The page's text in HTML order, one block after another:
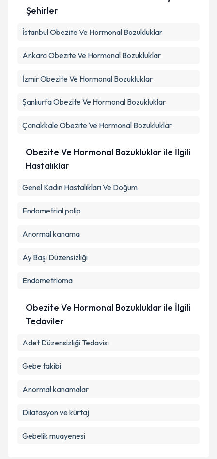
Takvim Talebini Gönder
Şehirler
İstanbulObezite Ve Hormonal Bozukluklar
AnkaraObezite Ve Hormonal Bozukluklar
İzmirObezite Ve Hormonal Bozukluklar
ŞanlıurfaObezite Ve Hormonal Bozukluklar
Çanakkale Obezite Ve Hormonal Bozukluklar
Obezite Ve Hormonal Bozukluklar ile İlgili
Hastalıklar
Genel Kadın Hastalıkları Ve Doğum
Endometrial polip
Anormal kanama
Ay Başı Düzensizliği
Endometrioma
Obezite Ve Hormonal Bozukluklar ile İlgili
Tedaviler
Adet Düzensizliği Tedavisi
Gebe takibi
Anormal kanamalar
Dilatasyon ve kürtaj
Gebelik muayenesi